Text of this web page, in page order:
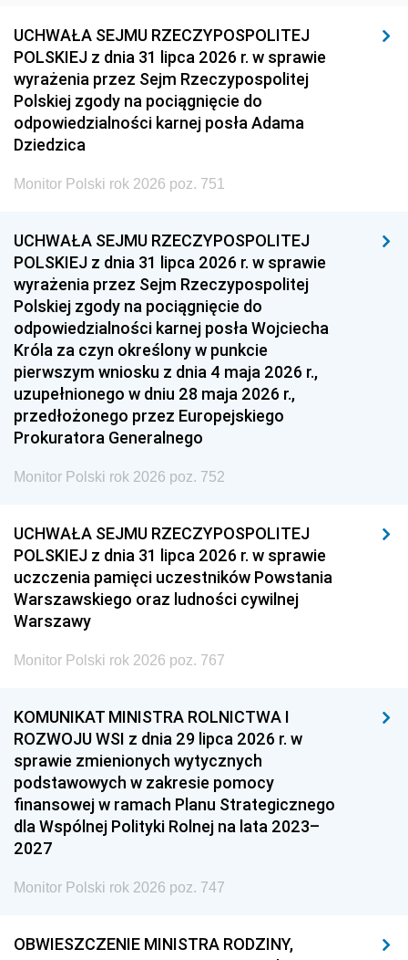
UCHWAŁA SEJMU RZECZYPOSPOLITEJ
POLSKIEJ z dnia 31 lipca 2026 r. w sprawie
wyrażenia przez Sejm Rzeczypospolitej
Polskiej zgody na pociągnięcie do
odpowiedzialności karnej posła Adama
Dziedzica
Monitor Polski rok 2026 poz. 751
UCHWAŁA SEJMU RZECZYPOSPOLITEJ
POLSKIEJ z dnia 31 lipca 2026 r. w sprawie
wyrażenia przez Sejm Rzeczypospolitej
Polskiej zgody na pociągnięcie do
odpowiedzialności karnej posła Wojciecha
Króla za czyn określony w punkcie
pierwszym wniosku z dnia 4 maja 2026 r.,
uzupełnionego w dniu 28 maja 2026 r.,
przedłożonego przez Europejskiego
Prokuratora Generalnego
Monitor Polski rok 2026 poz. 752
UCHWAŁA SEJMU RZECZYPOSPOLITEJ
POLSKIEJ z dnia 31 lipca 2026 r. w sprawie
uczczenia pamięci uczestników Powstania
Warszawskiego oraz ludności cywilnej
Warszawy
Monitor Polski rok 2026 poz. 767
KOMUNIKAT MINISTRA ROLNICTWA I
ROZWOJU WSI z dnia 29 lipca 2026 r. w
sprawie zmienionych wytycznych
podstawowych w zakresie pomocy
finansowej w ramach Planu Strategicznego
dla Wspólnej Polityki Rolnej na lata 2023–
2027
Monitor Polski rok 2026 poz. 747
OBWIESZCZENIE MINISTRA RODZINY,